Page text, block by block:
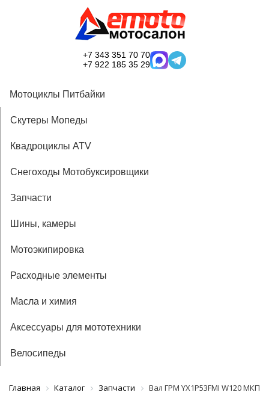
+7 343 351 70 70
+7 922 185 35 29
Мотоциклы Питбайки
Скутеры Мопеды
Квадроциклы ATV
Снегоходы Мотобуксировщики
Запчасти
Шины, камеры
Мотоэкипировка
Расходные элементы
Масла и химия
Аксессуары для мототехники
Велосипеды
Главная Каталог Запчасти Вал ГРМ YX1P53FMI W120 МКПП